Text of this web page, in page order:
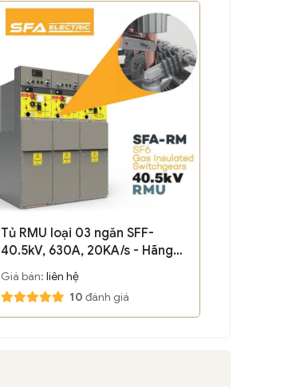
Tủ RMU loại 03 ngăn SFF-
40.5kV, 630A, 20KA/s - Hãng
SFA/ Thổ Nhĩ Kỳ
Giá bán: liên hệ
10 đánh giá